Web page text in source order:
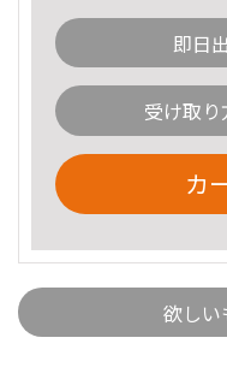
即日
受け取
カ
欲しい